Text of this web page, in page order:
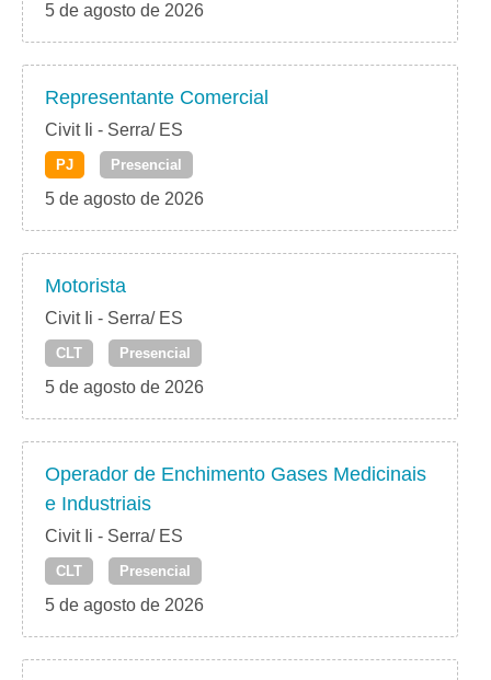
5 de agosto de 2026
Representante Comercial
Civit Ii - Serra/ ES
PJ Presencial
5 de agosto de 2026
Motorista
Civit Ii - Serra/ ES
CLT Presencial
5 de agosto de 2026
Operador de Enchimento Gases Medicinais
e Industriais
Civit Ii - Serra/ ES
CLT Presencial
5 de agosto de 2026